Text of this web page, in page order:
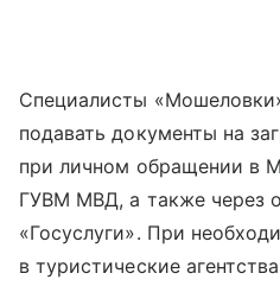
Специалисты
подавать документы на
при личном обращении в
ГУВМ МВД, а также через
«Госуслуги». При
в туристические